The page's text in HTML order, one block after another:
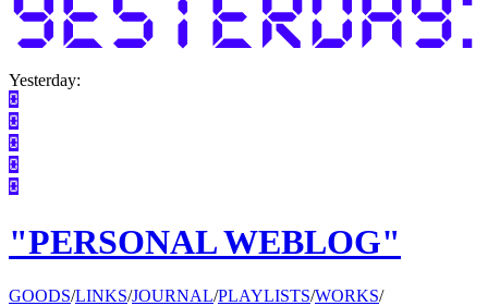
Yesterday:
"PERSONAL WEBLOG"
GOODS/LINKS/JOURNAL/PLAYLISTS/WORKS/